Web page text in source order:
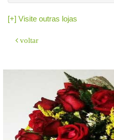
GeradorXsimplifica e
Eletrônica (NF-e Modelo 55) para
Como emitir:
Cadastre sua empresa e o
Insira os dados do destinatário e
[+] Visite outras lojas
voltar